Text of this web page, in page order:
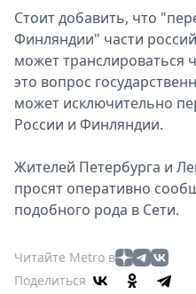
Стоит добавить, что
Финляндии" части
может транслироваться
это вопрос
может исключительно
России и Финляндии.
Жителей Петербурга и
просят оперативно
подобного рода в Сети.
Читайте Metro в
Поделиться